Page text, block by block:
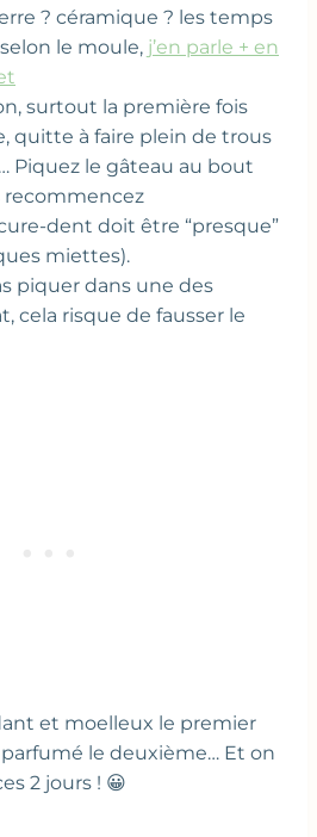
? céramique ? les temps
le moule, j’en parle + en
surtout la première fois
quitte à faire plein de trous
Piquez le gâteau au bout
recommencez
dent doit être “presque”
miettes).
piquer dans une des
cela risque de fausser le
et moelleux le premier
le deuxième… Et on
2 jours ! 😀